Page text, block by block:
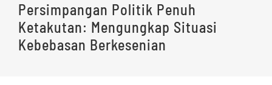
Persimpangan Politik Penuh
Ketakutan: Mengungkap Situasi
Kebebasan Berkesenian